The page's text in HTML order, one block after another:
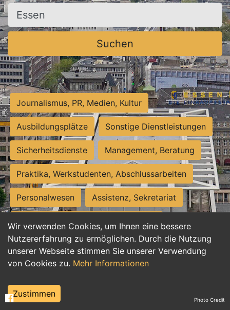
Wir verwenden Cookies, um Ihnen eine bessere
Nutzererfahrung zu ermöglichen. Durch die Nutzung
unserer Webseite stimmen Sie unserer Verwendung
von Cookies zu. Mehr Informationen
Zustimmen
Ort, Stadt
Suchen
Journalismus, PR, Medien, Kultur
Ausbildungsplätze Sonstige Dienstleistungen
Sicherheitsdienste Management, Beratung
Praktika, Werkstudenten, Abschlussarbeiten
Personalwesen Assistenz, Sekretariat
Hilfskräfte, Aushilfs- und Nebenjobs
Einkauf, Logistik, Materialwirtschaft
Weiterbildung, Studium, duale Ausbildung
Tourismus
Photo Credit